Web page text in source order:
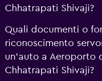
Chhatrapati Shivaji?
Quali documenti o
riconoscimento
un'auto a Aeroporto
Chhatrapati Shivaji?